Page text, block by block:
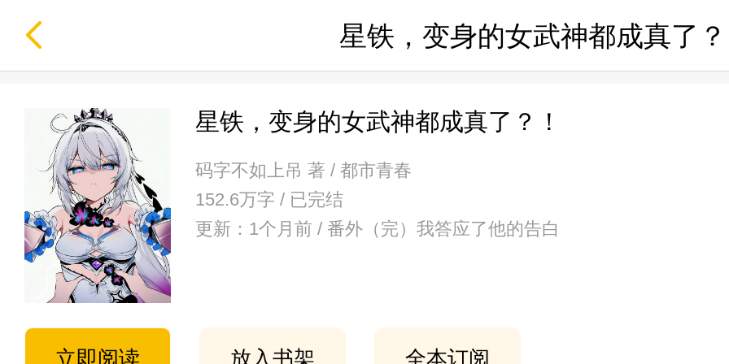
星铁，变身的女武神都成真了
星铁，变身的女武神都成真了？！
码字不如上吊 著 / 都市青春
152.6万字 / 已完结
更新：1个月前 / 番外（完）我答应了他的告白
立即阅读 放入书架 全本订阅